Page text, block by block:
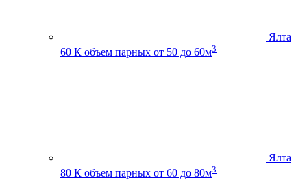
Ялта
60 К объем парных от 50 до 60м3
Ялта
80 К объем парных от 60 до 80м3